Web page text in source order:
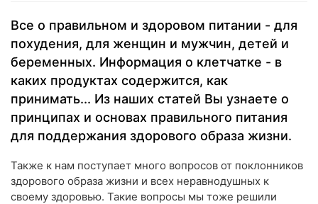
Все о правильном и здоровом питании - для
похудения, для женщин и мужчин, детей и
беременных. Информация о клетчатке - в
каких продуктах содержится, как
принимать... Из наших статей Вы узнаете о
принципах и основах правильного питания
для поддержания здорового образа жизни.
Также к нам поступает много вопросов от поклонников
здорового образа жизни и всех неравнодушных к
своему здоровью. Такие вопросы мы тоже решили